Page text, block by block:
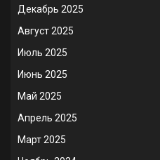
Декабрь 2025
Август 2025
Июль 2025
Июнь 2025
Май 2025
Апрель 2025
Март 2025